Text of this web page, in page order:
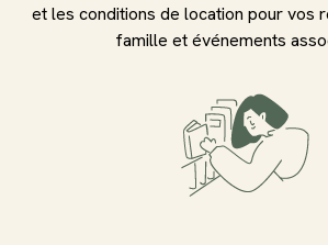
et les conditions de location pour vos
famille et événements